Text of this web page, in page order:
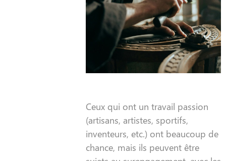
Ceux qui ont un travail passion
(artisans, artistes, sportifs,
inventeurs, etc.) ont beaucoup de
chance, mais ils peuvent être